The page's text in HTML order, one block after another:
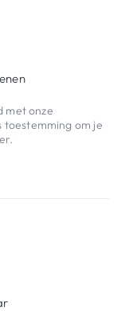
met onze
toestemming om je